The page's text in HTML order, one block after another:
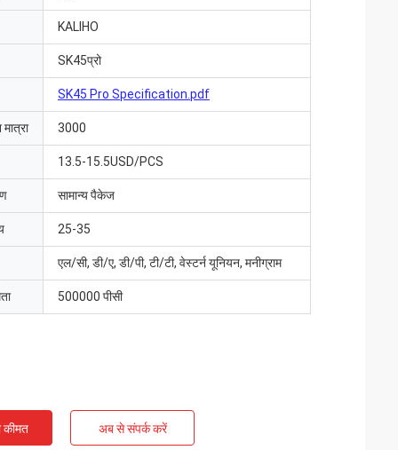
KALIHO
SK45प्रो
SK45 Pro Specification.pdf
3000
13.5-15.5USD/PCS
सामान्य पैकेज
25-35
एल/सी, डी/ए, डी/पी, टी/टी, वेस्टर्न यूनियन, मनीग्राम
500000 पीसी
कीमत अब से संपर्क करें